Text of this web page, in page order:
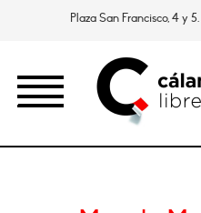
Plaza San Francisco, 4 y